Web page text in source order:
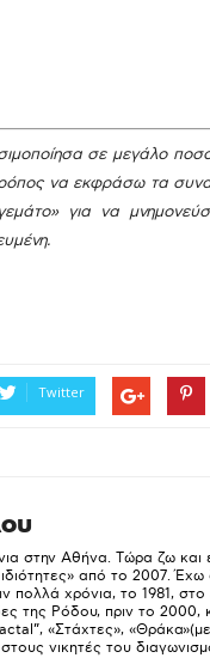
σε μεγάλο
να εκφράσω τα
γεμάτο» για να
Twitter
στην Αθήνα. Τώρα ζω και
από το 2007. Έχω
πολλά χρόνια, το 1981, στο
της Ρόδου, πριν το 2000,
«Στάχτες»,
νικητές του